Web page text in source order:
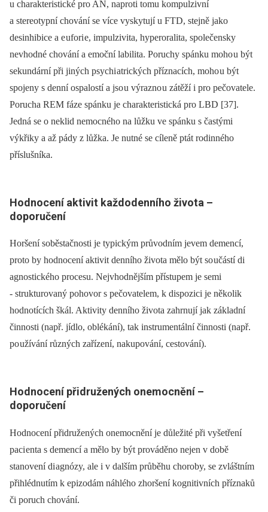
u charakteristické pro AN, naproti tomu kompulzivní
a stereotypní chování se více vyskytují u FTD, stejně jako
desinhibice a e ufori e, impulzivita, hyperoralita, společensky
nevhodné chování a emoční labilita. Poruchy spánku moho u být
sekundární při jiných psychi atrických příznacích, moho u být
spojeny s denní ospalostí a jso u výrazno u zátěží i pro pečovatele.
Porucha REM fáze spánku je charakteristická pro LBD [37].
Jedná se o neklid nemocného na lůžku ve spánku s častými
výkřiky a až pády z lůžka. Je nutné se cíleně ptát rodinného
příslušníka.
Hodnocení aktivit každodenního života –
doporučení
Horšení soběstačnosti je typickým průvodním jevem demencí,
proto by hodnocení aktivit denního života mělo být so učástí di
agnostického procesu. Nejvhodnějším přístupem je semi
-⁠ strukturovaný pohovor s pečovatelem, k dispozici je několik
hodnotících škál. Aktivity denního života zahrnují jak základní
činnosti (např. jídlo, oblékání), tak instrumentální činnosti (např.
po užívání různých zařízení, nakupování, cestování).
Hodnocení přidružených onemocnění –
doporučení
Hodnocení přidružených onemocnění je důležité při vyšetření
paci enta s demencí a mělo by být prováděno nejen v době
stanovení di agnózy, ale i v dalším průběhu choroby, se zvláštním
přihlédnutím k epizodám náhlého zhoršení kognitivních příznaků
či poruch chování.